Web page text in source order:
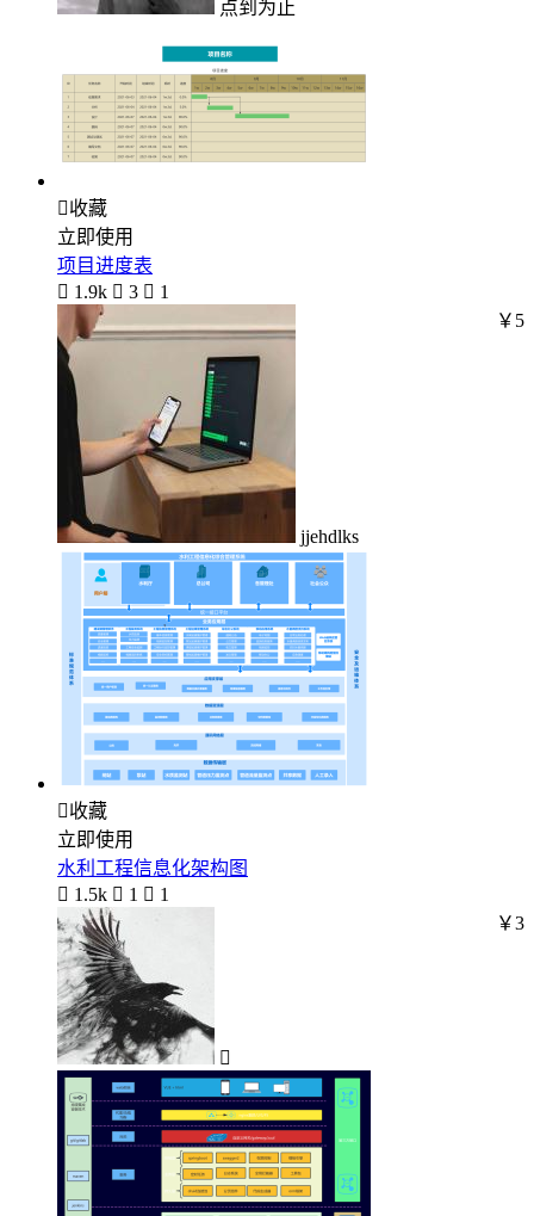
点到为止
收藏
立即使用
项目进度表
 1.9k  3  1
jjehdlks
￥5
收藏
立即使用
水利工程信息化架构图
 1.5k  1  1

￥3